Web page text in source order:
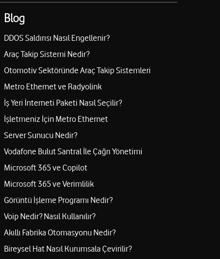
Blog
DDOS Saldırısı Nasıl Engellenir?
Araç Takip Sistemi Nedir?
Otomotiv Sektöründe Araç Takip Sistemleri
Metro Ethernet ve Radyolink
İş Yeri İnterneti Paketi Nasıl Seçilir?
İşletmeniz İçin Metro Ethernet
Server Sunucu Nedir?
Vodafone Bulut Santral İle Çağrı Yönetimi
Microsoft 365 ve Copilot
Microsoft 365 ve Verimlilik
Görüntü İşleme Programı Nedir?
Voip Nedir? Nasıl Kullanılır?
Akıllı Fabrika Otomasyonu Nedir?
Bireysel Hat Nasıl Kurumsala Çevirilir?